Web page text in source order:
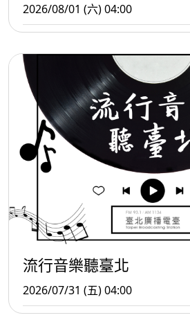
2026/08/01 (六) 04:00
流行音樂聽臺北
2026/07/31 (五) 04:00